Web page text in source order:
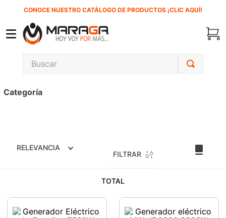
CONOCE NUESTRO CATÁLOGO DE PRODUCTOS ¡CLIC AQUÍ!
Buscar
Categoría
RELEVANCIA
FILTRAR
TOTAL
sierra cinta
lenox